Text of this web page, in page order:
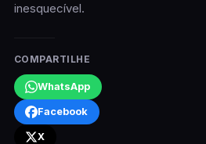
inesquecível.
COMPARTILHE
WhatsApp
Facebook
X